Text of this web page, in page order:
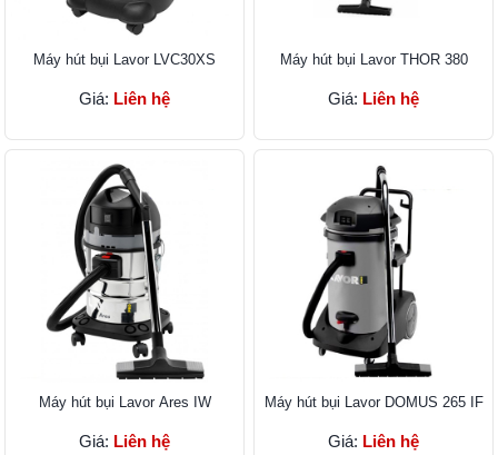
Máy hút bụi Lavor LVC30XS
Giá: Liên hệ
Máy hút bụi Lavor THOR 380
Giá: Liên hệ
Máy hút bụi Lavor Ares IW
Giá: Liên hệ
Máy hút bụi Lavor DOMUS 265 IF
Giá: Liên hệ